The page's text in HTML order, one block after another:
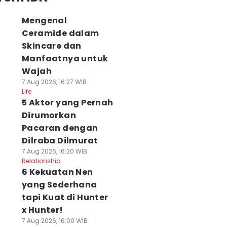
Mengenal
Ceramide dalam
Skincare dan
Manfaatnya untuk
Wajah
7 Aug 2026, 16:27 WIB
Life
5 Aktor yang Pernah
Dirumorkan
Pacaran dengan
Dilraba Dilmurat
7 Aug 2026, 16:20 WIB
Relationship
6 Kekuatan Nen
yang Sederhana
tapi Kuat di Hunter
x Hunter!
7 Aug 2026, 16:00 WIB